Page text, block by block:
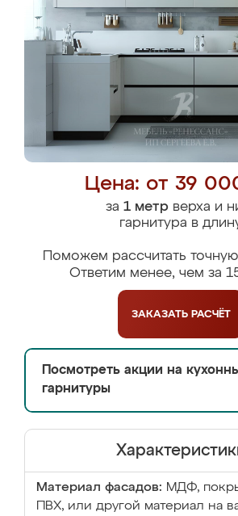
Цена: от 39
за 1 метрверха и
гарнитура в
Поможем рассчитать
Ответим менее, чем за
ЗАКАЗАТЬ РАСЧЁТ
Посмотреть акции на
гарнитуры
Материал фасадов: МДФ,
ПВХ, или другой материал на